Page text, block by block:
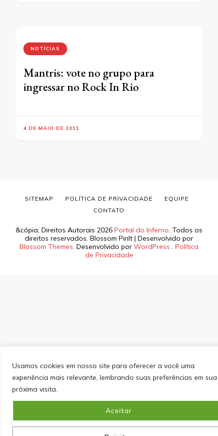
Usamos cookies em nosso site para oferecer a você uma
experiência mais relevante, lembrando suas preferências em sua
próxima visita.
Aceitar
NOTÍCIAS
Mantris: vote no grupo para
ingressar no Rock In Rio
4 DE MAIO DE 2011
&cópia; Direitos Autorais 2026 Portal do Inferno. Todos os
direitos reservados. Blossom PinIt | Desenvolvido por
Blossom Themes. Desenvolvido por WordPress . Política
de Privacidade
SITEMAP POLÍTICA DE PRIVACIDADE
EQUIPE
CONTATO